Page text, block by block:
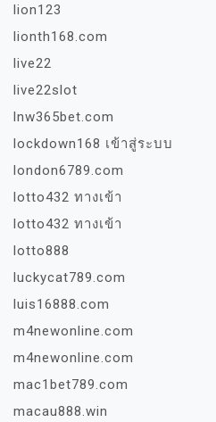
lion123
lionth168.com
live22
live22slot
lnw365bet.com
lockdown168 เข้าสู่ระบบ
london6789.com
lotto432 ทางเข้า
lotto432 ทางเข้า
lotto888
luckycat789.com
luis16888.com
m4newonline.com
m4newonline.com
mac1bet789.com
macau888.win